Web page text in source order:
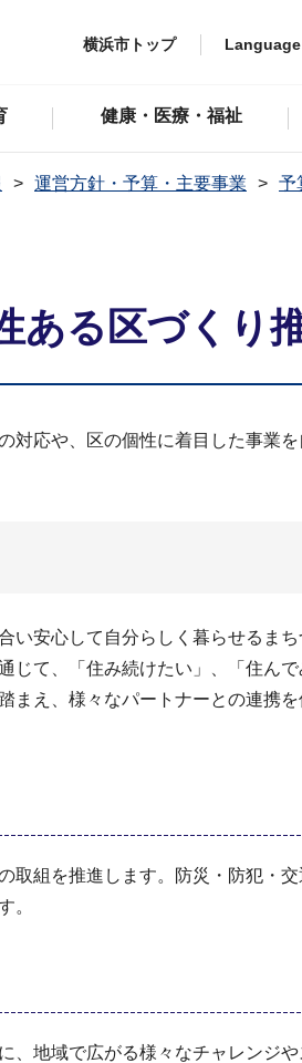
横浜市トップ Language
健康・医療・福祉
運営方針・予算・主要事業
予
る区づくり推
対応や、区の個性に着目した事業
安心して自分らしく暮らせるま
て、「住み続けたい」、「住ん
え、様々なパートナーとの連携
組を推進します。防災・防犯・
。
地域で広がる様々なチャレンジ